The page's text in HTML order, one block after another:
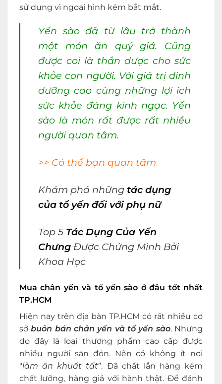
sử dụng vì ngoại hình kém bắt mắt.
Yến sào đã từ lâu trở thành
một món ăn quý giá. Cũng
được coi là thần dược cho sức
khỏe con người. Với giá trị dinh
dưỡng cao cùng những lợi ích
sức khỏe đáng kinh ngạc. Yến
sào là món rất được rất nhiều
người quan tâm.
>> Có thể bạn quan tâm
Khám phá những tác dụng
của tổ yến đối với phụ nữ
Top 5 Tác Dụng Của Yến
Chưng Được Chứng Minh Bởi
Khoa Học
Mua chân yến và tổ yến sào ở đâu tốt nhất
TP.HCM
Hiện nay trên địa bàn TP.HCM có rất nhiều cơ
sởbuôn bán chân yến và tổ yến sào. Nhưng
do đây là loại thương phẩm cao cấp được
nhiều người săn đón. Nên có không ít nơi
“làm ăn khuất tất”. Đã chất lẫn hàng kém
chất lưỡng, hàng giả với hành thật. Để đánh